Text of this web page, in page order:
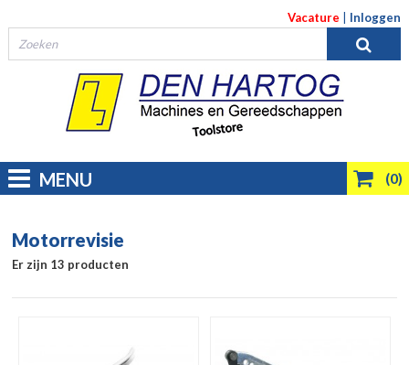
Vacature Inloggen
(0)
MENU
Motorrevisie
Er zijn 13 producten